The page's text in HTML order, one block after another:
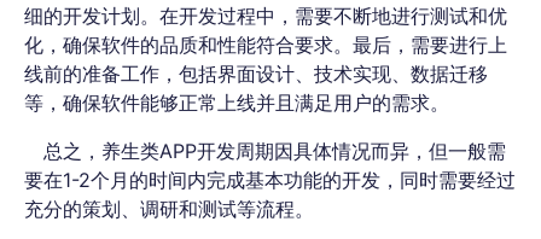
细的开发计划。在开发过程中，需要不断地进行测试和优
化，确保软件的品质和性能符合要求。最后，需要进行上
线前的准备工作，包括界面设计、技术实现、数据迁移
等，确保软件能够正常上线并且满足用户的需求。
总之，养生类APP开发周期因具体情况而异，但一般需
要在1-2个月的时间内完成基本功能的开发，同时需要经过
充分的策划、调研和测试等流程。